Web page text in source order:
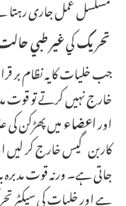
تحريككيغير طبي
جب خلیات کا یہ نظام بر
خارج نہیں کرتے تو قوت
اوراعضاءمیں پھڑکن
کاربن گیس خارج کر لیں
جاتی ہے۔ ورنہ قوت مدبرہ
ہے اور خلیات کی سیکٹر